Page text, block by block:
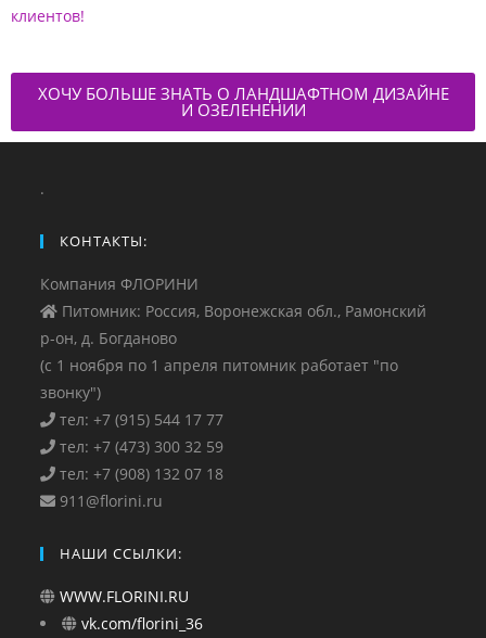
клиентов!
ХОЧУ БОЛЬШЕ ЗНАТЬ О ЛАНДШАФТНОМ ДИЗАЙНЕ
И ОЗЕЛЕНЕНИИ
.
КОНТАКТЫ:
Компания ФЛОРИНИ
Питомник: Россия, Воронежская обл., Рамонский
р-он, д. Богданово
(с 1 ноября по 1 апреля питомник работает "по
звонку")
тел: +7 (915) 544 17 77
тел: +7 (473) 300 32 59
тел: +7 (908) 132 07 18
911@florini.ru
НАШИ ССЫЛКИ:
WWW.FLORINI.RU
vk.com/florini_36